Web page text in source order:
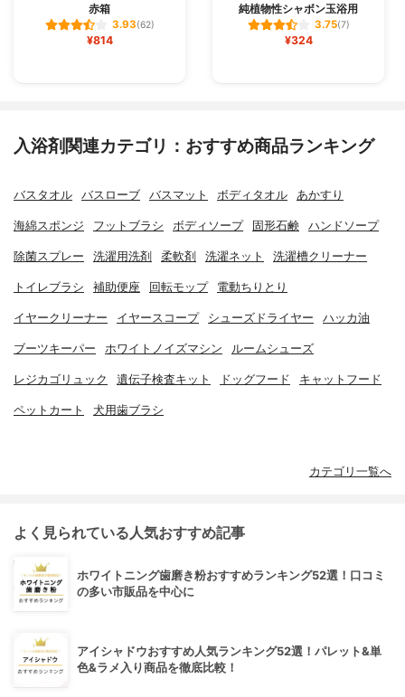
赤箱
3.93(62)
¥814
純植物性シャボン玉浴用
3.75(7)
¥324
入浴剤関連カテゴリ：おすすめ商品ランキング
バスタオル バスローブ バスマット ボディタオル あかすり
海綿スポンジ フットブラシ ボディソープ 固形石鹸 ハンドソープ
除菌スプレー 洗濯用洗剤 柔軟剤 洗濯ネット 洗濯槽クリーナー
トイレブラシ 補助便座 回転モップ 電動ちりとり
イヤークリーナー イヤースコープ シューズドライヤー ハッカ油
ブーツキーパー ホワイトノイズマシン ルームシューズ
レジカゴリュック 遺伝子検査キット ドッグフード キャットフード
ペットカート 犬用歯ブラシ
カテゴリ一覧へ
よく見られている人気おすすめ記事
ホワイトニング歯磨き粉おすすめランキング52選！口コミ
の多い市販品を中心に
アイシャドウおすすめ人気ランキング52選！パレット&単
色&ラメ入り商品を徹底比較！